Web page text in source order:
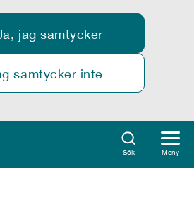
jag samtycker
samtycker inte
Sök Meny